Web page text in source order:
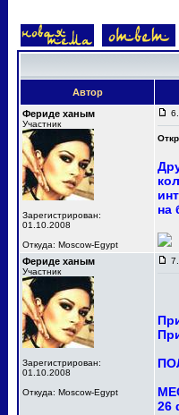
Автор
Фериде ханым
Участник
Зарегистрирован:
01.10.2008
Откуда: Moscow-Egypt
на
Фериде ханым
Участник
Зарегистрирован:
01.10.2008
Откуда: Moscow-Egypt
26